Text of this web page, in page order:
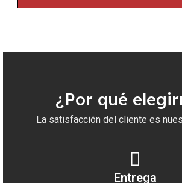
¿Por qué
La satisfacción del cliente es
Entrega